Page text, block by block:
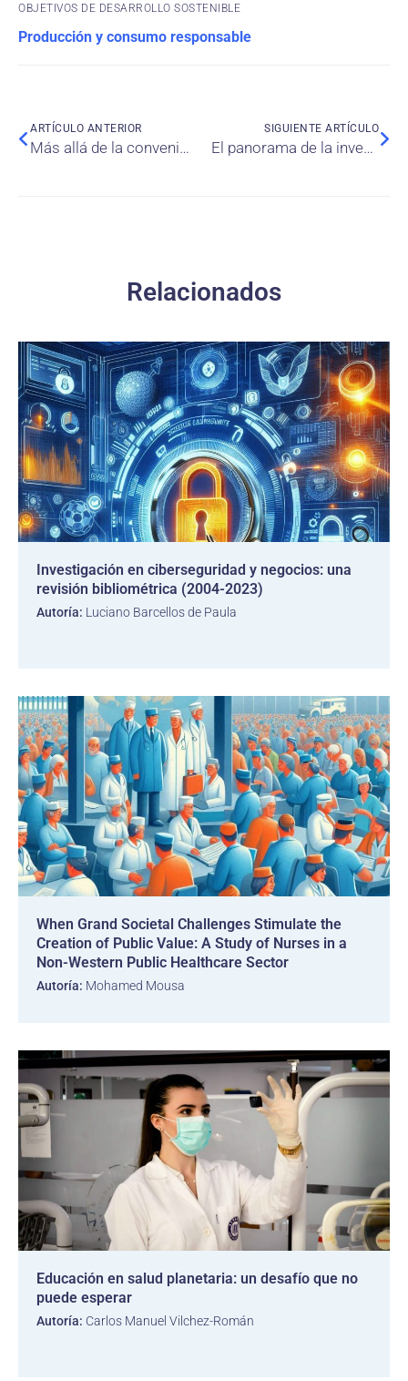
OBJETIVOS DE DESARROLLO SOSTENIBLE
Producción y consumo responsable
ARTÍCULO ANTERIOR
Más allá de la conveniencia: comprendiendo el nexo entre la bioseguridad de los alimentos, la calidad del servicio y la imagen de marca en los servicios de entrega de alimentos en línea
SIGUIENTE ARTÍCULO
El panorama de la investigación sobre inteligencia artificial generativa: un análisis bibliométrico de modelos basados ​​en “Transformer”
Relacionados
Investigación en ciberseguridad y negocios: una
revisión bibliométrica (2004-2023)
Autoría: Luciano Barcellos de Paula
When Grand Societal Challenges Stimulate the
Creation of Public Value: A Study of Nurses in a
Non-Western Public Healthcare Sector
Autoría: Mohamed Mousa
Educación en salud planetaria: un desafío que no
puede esperar
Autoría: Carlos Manuel Vilchez-Román